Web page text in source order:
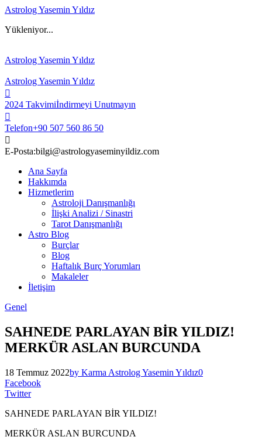
Astrolog Yasemin Yıldız
Yükleniyor...
Astrolog Yasemin Yıldız
Astrolog Yasemin Yıldız
2024 Takvimiİndirmeyi Unutmayın
Telefon+90 507 560 86 50
E-Posta:bilgi@astrologyaseminyildiz.com
Ana Sayfa
Hakkımda
Hizmetlerim
Astroloji Danışmanlığı
İlişki Analizi / Sinastri
Tarot Danışmanlığı
Astro Blog
Burçlar
Blog
Haftalık Burç Yorumları
Makaleler
İletişim
Genel
SAHNEDE PARLAYAN BİR YILDIZ!
MERKÜR ASLAN BURCUNDA
18 Temmuz 2022by Karma Astrolog Yasemin Yıldız0
Facebook
Twitter
SAHNEDE PARLAYAN BİR YILDIZ!
MERKÜR ASLAN BURCUNDA